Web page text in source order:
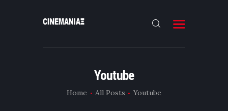
Youtube
Home All Posts Youtube